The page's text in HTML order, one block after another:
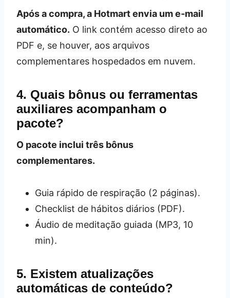
Após a compra, a Hotmart envia um e‑mail
automático. O link contém acesso direto ao
PDF e, se houver, aos arquivos
complementares hospedados em nuvem.
4. Quais bônus ou ferramentas
auxiliares acompanham o
pacote?
O pacote inclui três bônus
complementares.
Guia rápido de respiração (2 páginas).
Checklist de hábitos diários (PDF).
Áudio de meditação guiada (MP3, 10
min).
5. Existem atualizações
automáticas de conteúdo?